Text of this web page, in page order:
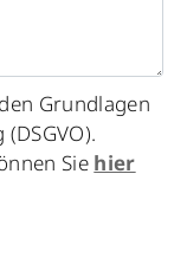
Grundlagen
Sie hier